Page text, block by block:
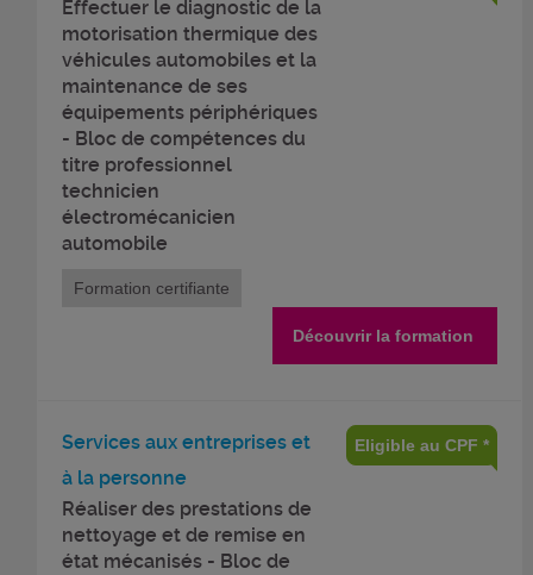
Effectuer le diagnostic de la
motorisation thermique des
véhicules automobiles et la
maintenance de ses
équipements périphériques
- Bloc de compétences du
titre professionnel
technicien
électromécanicien
automobile
Formation certifiante
Découvrir la formation
Services aux entreprises et
à la personne
Réaliser des prestations de
nettoyage et de remise en
état mécanisés - Bloc de
Eligible au CPF *